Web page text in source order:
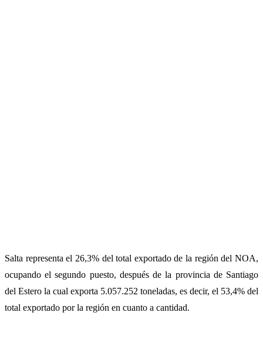
Salta representa el 26,3% del total exportado de la región del NOA,
ocupando el segundo puesto, después de la provincia de Santiago
del Estero la cual exporta 5.057.252 toneladas, es decir, el 53,4% del
total exportado por la región en cuanto a cantidad.